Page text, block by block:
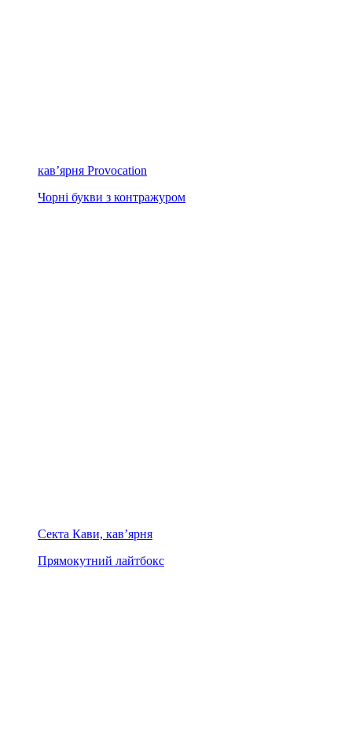
кав’ярня Provocation
Чорні букви з контражуром
Секта Кави, кав’ярня
Прямокутний лайтбокс